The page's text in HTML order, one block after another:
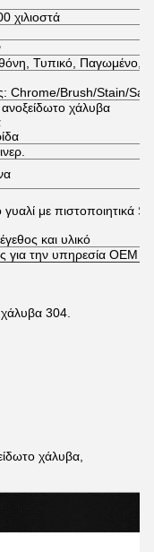
χιλιοστά
Τυπικό, Παγωμένο,
Chrome/Brush/Stain/
χάλυβα
με πιστοποιητικά
και υλικό
για την υπηρεσία OEM
304.
χάλυβα,